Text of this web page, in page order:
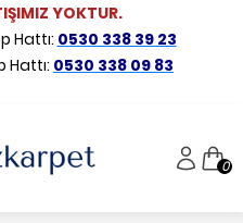
YOKTUR.
Hattı: 0530 338 39 23
Hattı: 0530 338 09 83
0